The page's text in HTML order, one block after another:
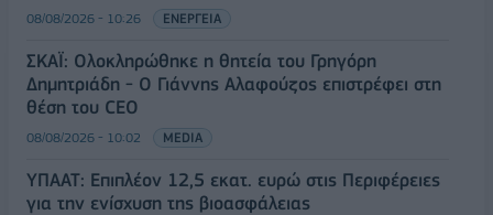
08/08/2026 - 10:26 ΕΝΕΡΓΕΙΑ
ΣΚΑΪ: Ολοκληρώθηκε η θητεία του Γρηγόρη
Δημητριάδη - Ο Γιάννης Αλαφούζος επιστρέφει στη
θέση του CEO
08/08/2026 - 10:02 MEDIA
ΥΠΑΑΤ: Επιπλέον 12,5 εκατ. ευρώ στις Περιφέρειες
για την ενίσχυση της βιοασφάλειας